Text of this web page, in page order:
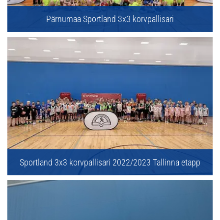
Pärnumaa Sportland 3x3 korvpallisari
Sportland 3x3 korvpallisari 2022/2023 Tallinna etapp